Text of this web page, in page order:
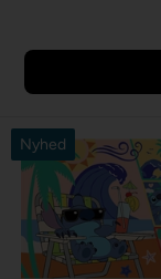
Nyhed